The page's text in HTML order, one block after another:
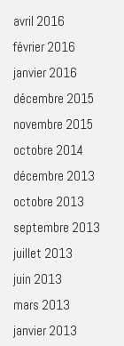
avril 2016
février 2016
janvier 2016
décembre 2015
novembre 2015
octobre 2014
décembre 2013
octobre 2013
septembre 2013
juillet 2013
juin 2013
mars 2013
janvier 2013